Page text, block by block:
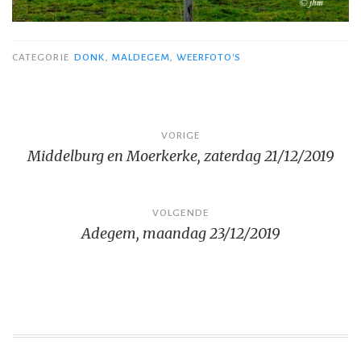
CATEGORIE DONK, MALDEGEM, WEERFOTO'S
navigatie
VORIGE
Middelburg en Moerkerke, zaterdag 21/12/2019
VOLGENDE
Adegem, maandag 23/12/2019